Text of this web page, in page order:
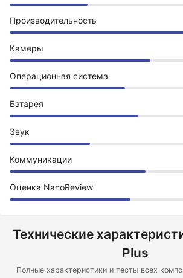
Производительность
Камеры
Операционная система
Батарея
Звук
Коммуникации
Оценка NanoReview
Технические
Plus
Полные характеристики и тесты всех